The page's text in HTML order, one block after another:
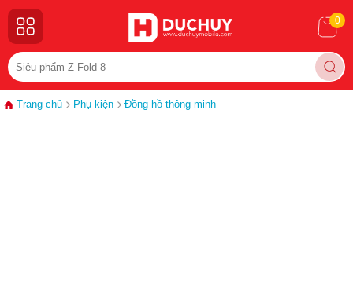
0
Trang chủ Phụ kiện Đồng hồ thông minh